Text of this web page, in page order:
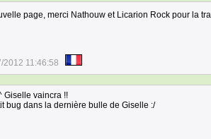
page, merci Nathouw et Licarion Rock pour la
2012 11:46:58
Giselle vaincra !!
bug dans la dernière bulle de Giselle :/